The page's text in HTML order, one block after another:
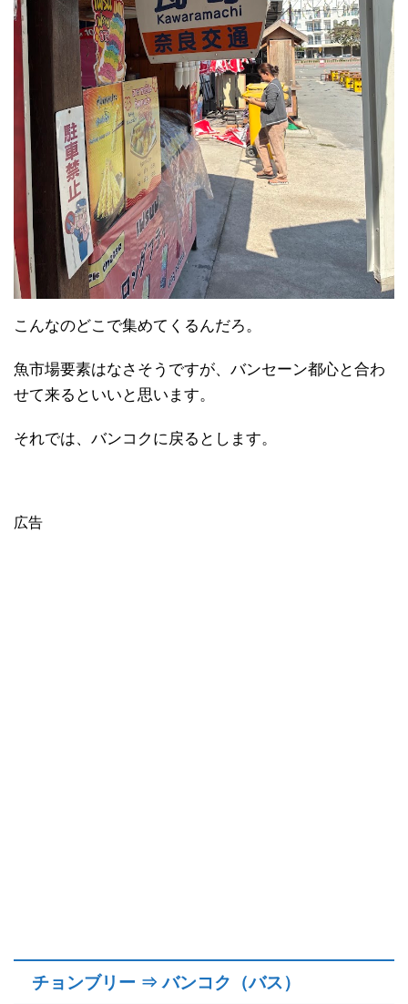
こんなのどこで集めてくるんだろ。
魚市場要素はなさそうですが、バンセーン都心と合わ
せて来るといいと思います。
それでは、バンコクに戻るとします。
広告
チョンブリー ⇒ バンコク（バス）